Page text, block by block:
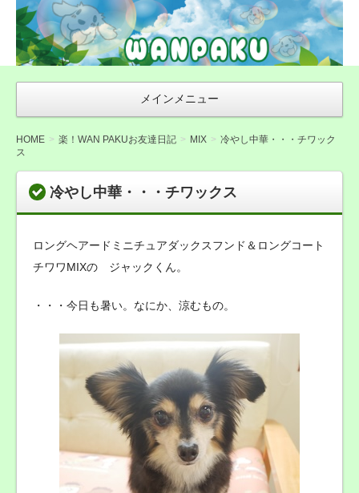
WAN友ブログ
（ご来店感謝ブ
ログ）〜札幌市
豊平区の犬トリ
ミング・無添加
おやつ店
んぱく）
メインメニュー
HOME 楽！WAN PAKUお友達日記 MIX
冷やし中華・・・チワック
ス
冷やし中華・・・チワックス
ロングヘアードミニチュアダックスフンド＆ロングコート
チワワMIXの ジャックくん。
・・・今日も暑い。なにか、涼むもの。